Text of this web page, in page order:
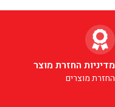
מדיניות החזרת מוצר
החזרת מוצרים